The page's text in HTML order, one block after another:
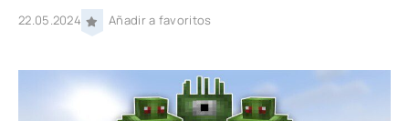
22.05.2024 Añadir a favoritos